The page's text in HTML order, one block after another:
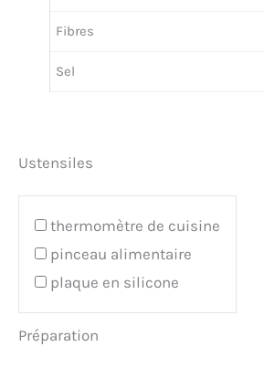
Fibres
Sel
Ustensiles
thermomètre de cuisine
pinceau alimentaire
plaque en silicone
Préparation